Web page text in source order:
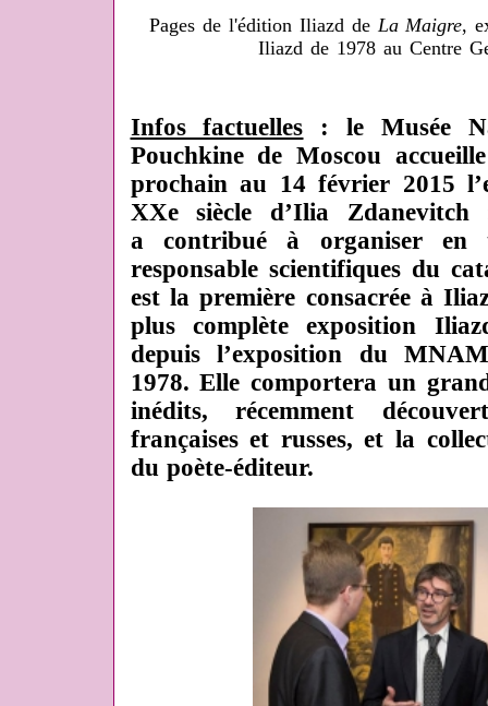
Pages de l'édition Iliazd de La Maigre,
Iliazd de 1978 au Centre
Infos factuelles : le Musée
Pouchkine de Moscou
prochain au 14 février 2015
XXe siècle d’Ilia
a contribué à organiser en
responsable scientifiques du
est la première consacrée à
plus complète exposition
depuis l’exposition du
1978. Elle comportera un
inédits, récemment
françaises et russes, et la
du poète-éditeur.